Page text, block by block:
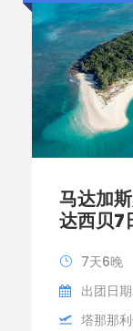
马达加
达西贝7
7天6晚
出团日
塔那那